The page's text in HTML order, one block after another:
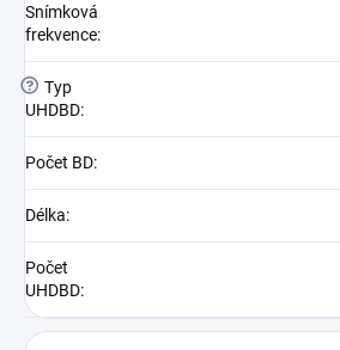
Snímková
frekvence:
? Typ
UHDBD:
Počet BD:
Délka:
Počet
UHDBD: